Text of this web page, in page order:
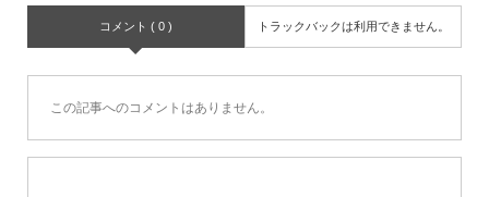
コメント ( 0 ) トラックバックは利用できません。
この記事へのコメントはありません。